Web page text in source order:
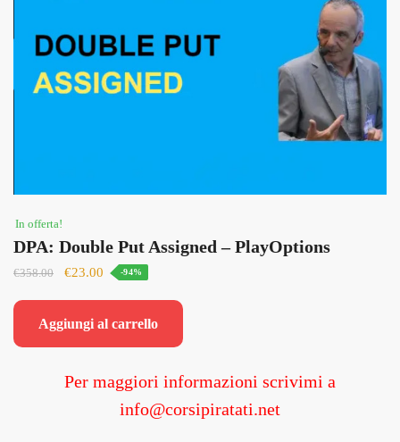
In offerta!
DPA: Double Put Assigned – PlayOptions
€358.00
Il
era:
€23.00 Il
è:
-94%
Aggiungi al carrello
Per maggiori informazioni scrivimi a
info@corsipiratati.net